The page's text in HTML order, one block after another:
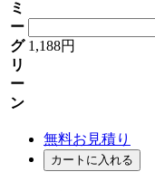
ミ
ー
グ
リ
ー
ン
1,188円
無料お見積り
カートに入れる